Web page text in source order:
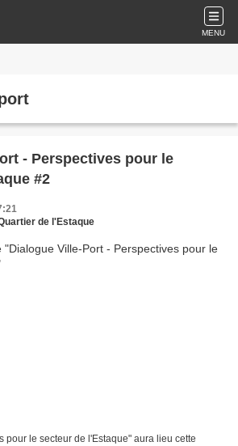
MENU
- Perspectives pour le
#2
de l'Estaque
pour le secteur de l'Estaque" aura lieu cette